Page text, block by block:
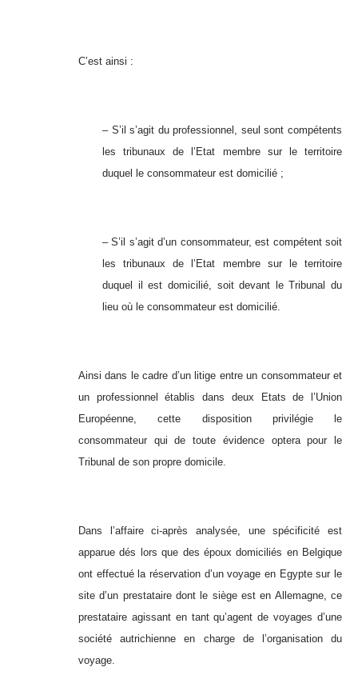
C’est ainsi :
– S’il s’agit du professionnel, seul sont compétents
les tribunaux de l’Etat membre sur le territoire
duquel le consommateur est domicilié ;
– S’il s’agit d’un consommateur, est compétent soit
les tribunaux de l’Etat membre sur le territoire
duquel il est domicilié, soit devant le Tribunal du
lieu où le consommateur est domicilié.
Ainsi dans le cadre d’un litige entre un consommateur et
un professionnel établis dans deux Etats de l’Union
Européenne, cette disposition privilégie le
consommateur qui de toute évidence optera pour le
Tribunal de son propre domicile.
Dans l’affaire ci-après analysée, une spécificité est
apparue dés lors que des époux domiciliés en Belgique
ont effectué la réservation d’un voyage en Egypte sur le
site d’un prestataire dont le siège est en Allemagne, ce
prestataire agissant en tant qu’agent de voyages d’une
société autrichienne en charge de l’organisation du
voyage.